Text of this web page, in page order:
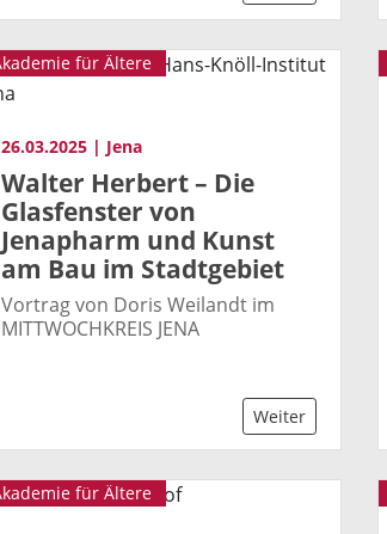
für Ältere
26.03.2025 | Jena
Walter Herbert – Die
Glasfenster von
Jenapharm und Kunst
am Bau im Stadtgebiet
Vortrag von Doris Weilandt im
MITTWOCHKREIS JENA
Weiter
für Ältere